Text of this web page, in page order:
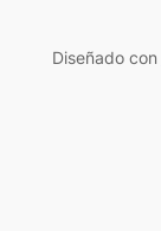
Diseñado con